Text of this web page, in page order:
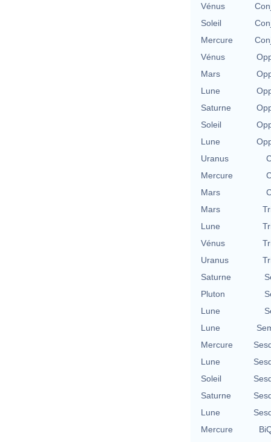
Vénus
Soleil
Mercure
Vénus
Mars
Lune
Saturne
Soleil
Lune
Uranus
Mercure
Mars
Mars
Lune
Vénus
Uranus
Saturne
Pluton
Lune
Lune
Mercure
Lune
Soleil
Saturne
Lune
Mercure